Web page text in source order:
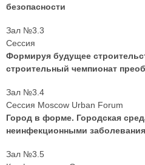
безопасности
Зал №3.3
Сессия
Формируя будущее
строительный чемпионат
Зал №3.4
Сессия Moscow Urban Forum
Город в форме. Городская
неинфекционными
Зал №3.5